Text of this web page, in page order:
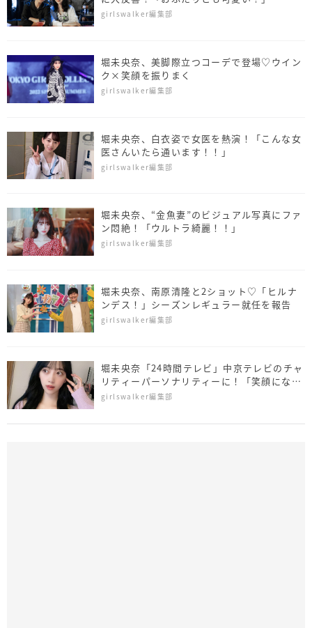
girlswalker編集部
堀未央奈、美脚際立つコーデで登場♡ウイン
ク×笑顔を振りまく
girlswalker編集部
堀未央奈、白衣姿で女医を熱演！「こんな女
医さんいたら通います！！」
girlswalker編集部
堀未央奈、“金魚妻”のビジュアル写真にファ
ン悶絶！「ウルトラ綺麗！！」
girlswalker編集部
堀未央奈、南原清隆と2ショット♡「ヒルナ
ンデス！」シーズンレギュラー就任を報告
girlswalker編集部
堀未央奈「24時間テレビ」中京テレビのチャ
リティーパーソナリティーに！「笑顔になっ
ていただけるよう…」
girlswalker編集部